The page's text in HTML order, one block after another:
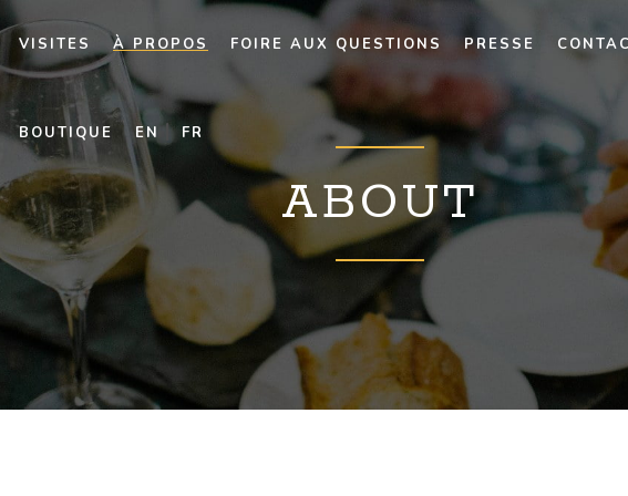
VISITES À PROPOS FOIRE AUX QUESTIONS PRESSE
BOUTIQUE EN FR
ABOUT